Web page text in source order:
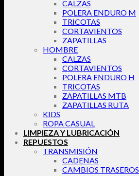
CALZAS
POLERA ENDURO M
TRICOTAS
CORTAVIENTOS
ZAPATILLAS
HOMBRE
CALZAS
CORTAVIENTOS
POLERA ENDURO H
TRICOTAS
ZAPATILLAS MTB
ZAPATILLAS RUTA
KIDS
ROPA CASUAL
LIMPIEZA Y LUBRICACIÓN
REPUESTOS
TRANSMISIÓN
CADENAS
CAMBIOS TRASEROS